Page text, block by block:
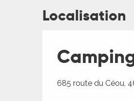
Localisation
685 route du Céou,